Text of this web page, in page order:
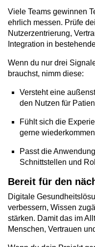
Viele Teams gewinnen
ehrlich messen. Prüfe
Nutzerzentrierung,
Integration in
Wenn du nur drei
brauchst, nimm diese:
Versteht eine
den Nutzen für
Fühlt sich die
gerne
Passt die
Schnittstellen und
Bereit für den
Digitale
verbessern, Wissen
stärken. Damit das im
Menschen, Vertrauen